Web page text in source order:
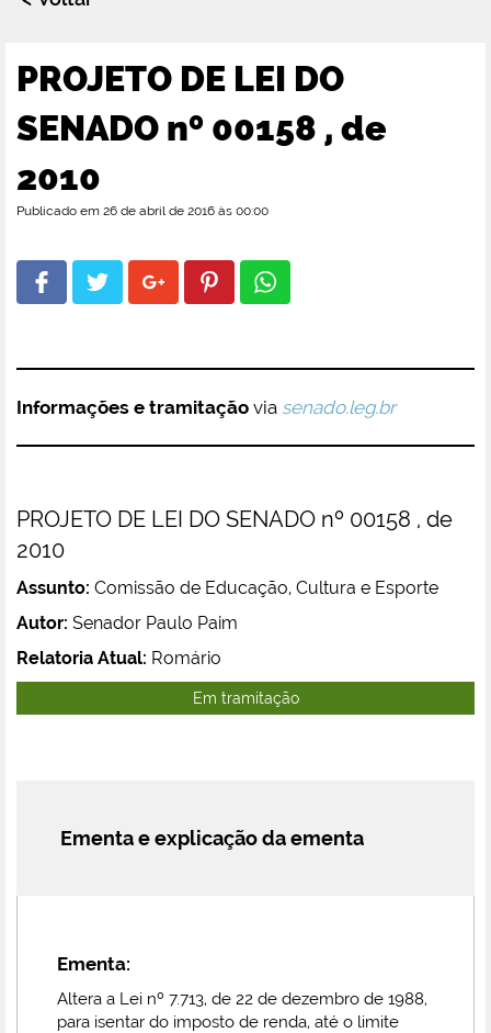
PROJETO DE LEI DO
SENADO nº 00158 , de
2010
Publicado em 26 de abril de 2016 às 00:00
Informações e tramitação via senado.leg.br
PROJETO DE LEI DO SENADO nº 00158 , de
2010
Assunto: Comissão de Educação, Cultura e Esporte
Autor: Senador Paulo Paim
Relatoria Atual: Romário
Em tramitação
Ementa e explicação da ementa
Ementa:
Altera a Lei nº 7.713, de 22 de dezembro de 1988,
para isentar do imposto de renda, até o limite